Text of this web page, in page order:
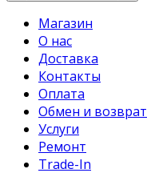
Магазин
О нас
Доставка
Контакты
Оплата
Обмен и возврат
Услуги
Ремонт
Trade-In